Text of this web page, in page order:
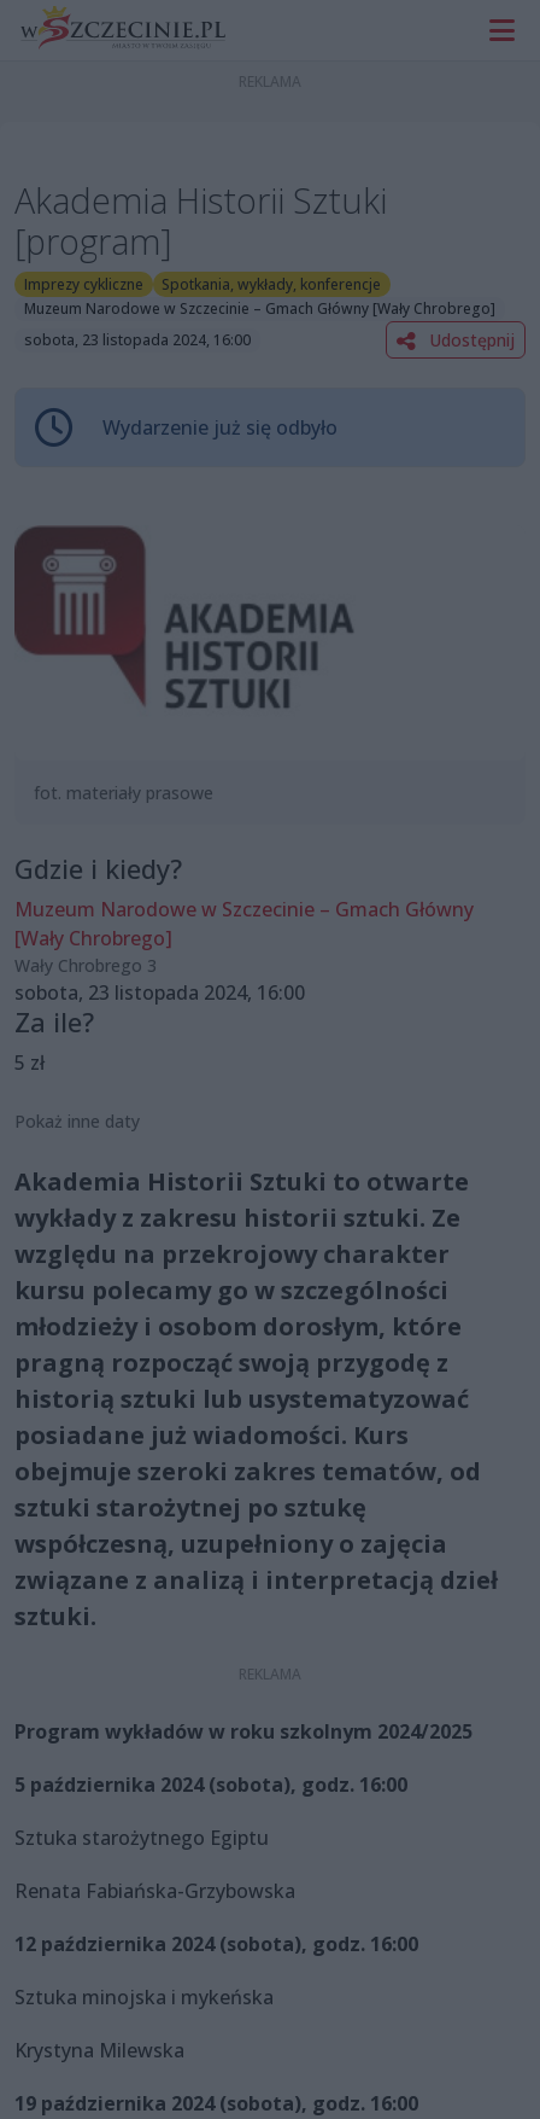
Akademia Historii Sztuki
[program]
Imprezy cykliczne
Spotkania, wykłady, konferencje
Muzeum Narodowe w Szczecinie – Gmach Główny [Wały Chrobrego]
sobota, 23 listopada 2024, 16:00
Udostępnij
Wydarzenie już się odbyło
fot. materiały prasowe
Gdzie i kiedy?
Muzeum Narodowe w Szczecinie – Gmach Główny
[Wały Chrobrego]
Wały Chrobrego 3
sobota, 23 listopada 2024, 16:00
Za ile?
5 zł
Pokaż inne daty
Akademia Historii Sztuki to otwarte
wykłady z zakresu historii sztuki. Ze
względu na przekrojowy charakter
kursu polecamy go w szczególności
młodzieży i osobom dorosłym, które
pragną rozpocząć swoją przygodę z
historią sztuki lub usystematyzować
posiadane już wiadomości. Kurs
obejmuje szeroki zakres tematów, od
sztuki starożytnej po sztukę
współczesną, uzupełniony o zajęcia
związane z analizą i interpretacją dzieł
sztuki.
Program wykładów w roku szkolnym 2024/2025
5 października 2024 (sobota), godz. 16:00
Sztuka starożytnego Egiptu
Renata Fabiańska-Grzybowska
12 października 2024 (sobota), godz. 16:00
Sztuka minojska i mykeńska
Krystyna Milewska
19 października 2024 (sobota), godz. 16:00